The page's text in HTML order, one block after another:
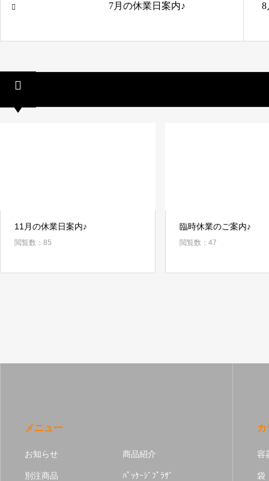
7月の休業日案内♪ 8
11月の休業日案内♪
閲覧数：85
臨時休業のご案内♪
閲覧数：47
メニュー
お知らせ 商品紹介
別注商品 ﾊﾟｯｹｰｼﾞﾌﾟﾗｻﾞ
容
袋